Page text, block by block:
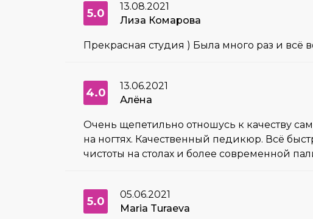
5.0
13.08.2021
Лиза Комарова
Прекрасная студия ) Была много раз и всё
4.0
13.06.2021
Алёна
Очень щепетильно отношусь к качеству
на ногтях. Качественный педикюр. Всё
чистоты на столах и более современной
5.0
05.06.2021
Maria Turaeva